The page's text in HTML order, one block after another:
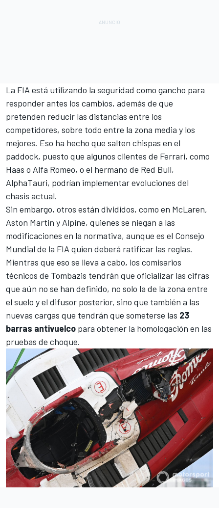
La FIA está utilizando la seguridad como gancho para
responder antes los cambios, además de que
pretenden reducir las distancias entre los
competidores, sobre todo entre la zona media y los
mejores. Eso ha hecho que salten chispas en el
paddock, puesto que algunos clientes de Ferrari, como
Haas o Alfa Romeo, o el hermano de Red Bull,
AlphaTauri, podrían implementar evoluciones del
chasis actual.
Sin embargo, otros están divididos, como en McLaren,
Aston Martin yAlpine, quienes se niegan a las
modificaciones en la normativa, aunque es el Consejo
Mundial de la FIA quien deberá ratificar las reglas.
Mientras que eso se lleva a cabo, los comisarios
técnicos de Tombazis tendrán que oficializar las cifras
que aún no se han definido, no solo la de la zona entre
el suelo y el difusor posterior, sino que también a las
nuevas cargas que tendrán que someterse las 23
barras antivuelco para obtener la homologación en las
pruebas de choque.